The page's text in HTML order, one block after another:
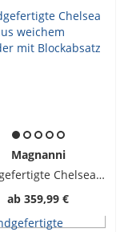
Magnanni
Handgefertigte Chelsea Boots aus weichem Wildleder mit Blockabsatz
ab 359,99 €